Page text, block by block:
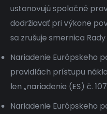
ustanovujú spoločné
dodržiavať pri výkone
sa zrušuje smernica
Nariadenie Európskeho
pravidlách prístupu
len „nariadenie (ES) č.
Nariadenie Európskeho